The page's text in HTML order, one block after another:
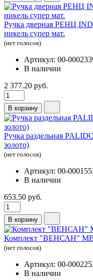
Ручка дверная РЕНЦ
никель супер мат.
(нет голосов)
Артикул: 00-
В наличии
2 377.20 руб.
В корзину
Ручка раздельная
золото)
(нет голосов)
Артикул: 00-
В наличии
653.50 руб.
В корзину
Комплект "ВЕНСАН"
(нет голосов)
Артикул: 00-
В наличии